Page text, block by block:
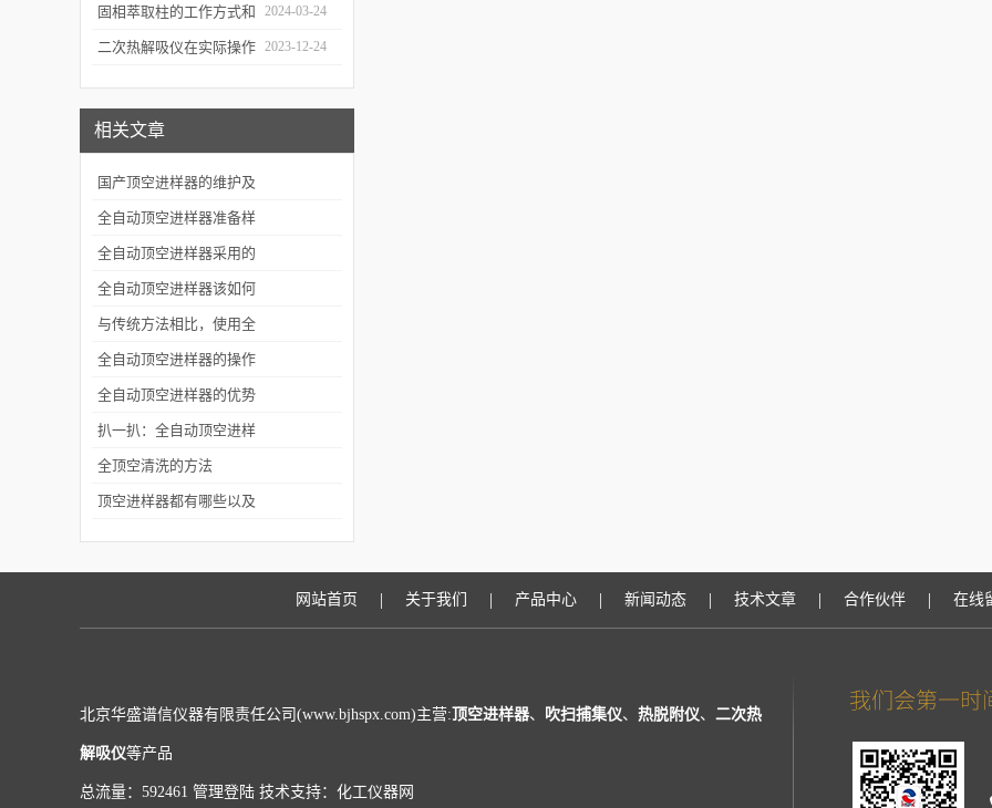
缩
和富集样品中的挥发性成
分
固相萃取柱的工作方式和
应用场景
2024-03-24
二次热解吸仪在实际操作 2023-12-24
相关文章
国产顶空进样器的维护及
操作需要注意什么？
全自动顶空进样器准备样
品瓶进样的步骤
全自动顶空进样器采用的
顶空进样技术可以消除繁
琐的样品预处理过程
全自动顶空进样器该如何
使用？
与传统方法相比，使用全
自动顶空进样器的有哪些
好处？
全自动顶空进样器的操作
步骤可以细分为六步，我
们要按照顺序执行
全自动顶空进样器的优势
是什么？
扒一扒：全自动顶空进样
器的可靠结果和重现性
全顶空清洗的方法
顶空进样器都有哪些以及
网站首页 | 关于我们 | 产品中心 | 新闻动态 | 技术文章 | 合作伙伴 | 在线
北京华盛谱信仪器有限责任公司(www.bjhspx.com)主营:顶空进样器、 吹扫捕集仪、 热脱附仪、 二次热
解吸仪等产品
总流量：592461 管理登陆 技术支持： 化工仪器网